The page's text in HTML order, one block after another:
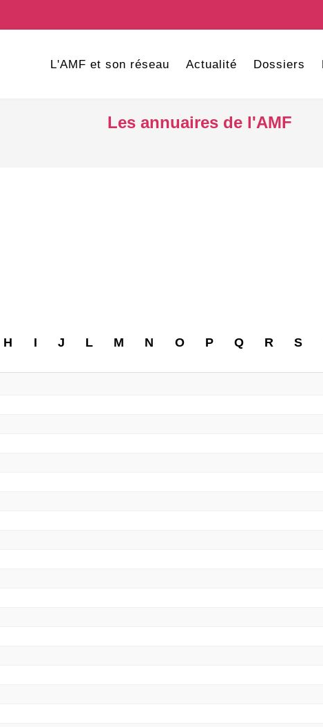
L'AMF et son réseau Actualité Dossiers
Les annuaires de l'AMF
H I J L M N O P Q R S